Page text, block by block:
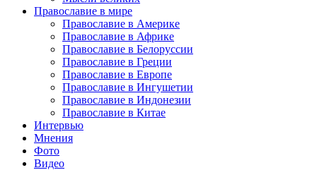
Православие в мире
Православие в Америке
Православие в Африке
Православие в Белоруссии
Православие в Греции
Православие в Европе
Православие в Ингушетии
Православие в Индонезии
Православие в Китае
Интервью
Мнения
Фото
Видео